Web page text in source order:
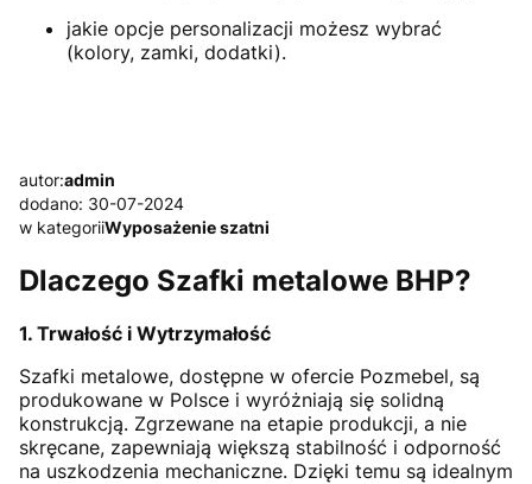
jakie opcje personalizacji możesz wybrać
(kolory, zamki, dodatki).
autor:admin
dodano: 30-07-2024
w kategoriiWyposażenie szatni
Dlaczego Szafki metalowe BHP?
1. Trwałość i Wytrzymałość
Szafki metalowe, dostępne w ofercie Pozmebel, są
produkowane w Polsce i wyróżniają się solidną
konstrukcją. Zgrzewane na etapie produkcji, a nie
skręcane, zapewniają większą stabilność i odporność
na uszkodzenia mechaniczne. Dzięki temu są idealnym